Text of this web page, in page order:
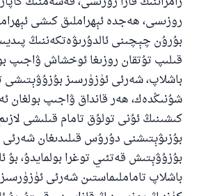
روزىسى، ھەجدە ئېھراملىق كىشى
بۇرۇن چېچىنى ئالدۇرىۋەتكەننىڭ
قىلىپ تۇتقان روزىغا ئوخشاش ۋاجىپ
باشلاپ، شەرئى ئۈزۈرسىز بۇزۇۋېتىشى
شۇنىڭدەك، ھەر قانداق ۋاجىپ بولغان
كىشىنىڭ ئۇنى تولۇق تامام قىلىشى
بۇزىۋېتىشنى دۇرۇس قىلىدىغان شەرئى
بۇزۇۋېتىش قەتئىي توغرا بولمايدۇ، بۇ
باشلاپ تاماملىماستىن شەرئى